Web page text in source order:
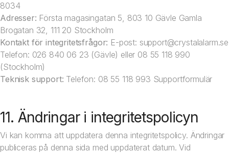
8034
Adresser: Första magasingatan 5, 803 10 Gävle Gamla
Brogatan 32, 111 20 Stockholm
Kontakt för integritetsfrågor: E-post: support@crystalalarm.se
Telefon: 026 840 06 23 (Gävle) eller 08 55 118 990
(Stockholm)
Teknisk support: Telefon: 08 55 118 993 Supportformulär
11. Ändringar i integritetspolicyn
Vi kan komma att uppdatera denna integritetspolicy. Ändringar
publiceras på denna sida med uppdaterat datum. Vid